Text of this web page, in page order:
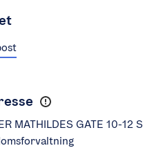
MATHILDES GATE 10-12